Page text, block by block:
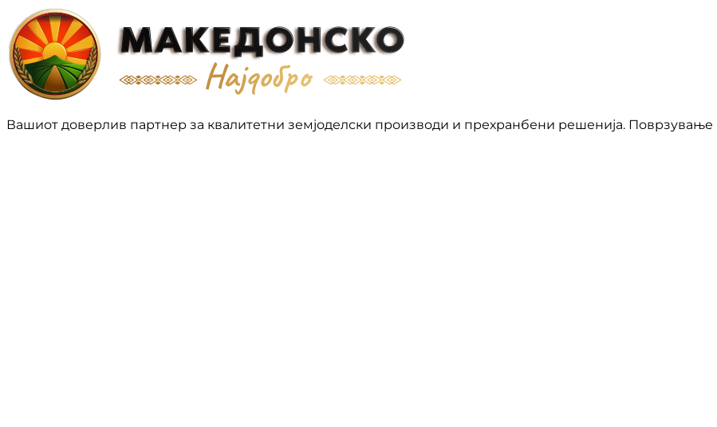
Вашиот доверлив партнер за квалитетни земјоделски производи и прехранбени решенија.